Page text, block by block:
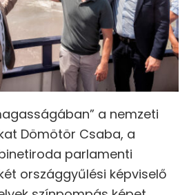
a nemzeti
Dömötör Csaba, a
parlamenti
országgyűlési képviselő